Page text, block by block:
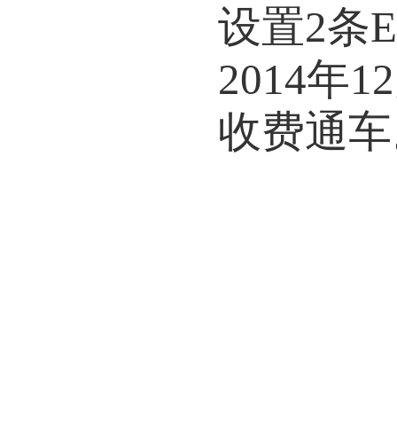
设置2条
2014年12
收费通